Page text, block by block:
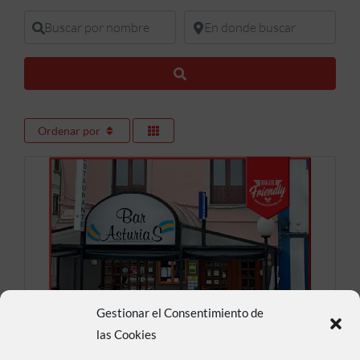
Gestionar el Consentimiento de
las Cookies
Buscar por nombre En donde buscar
Ordenar por
Bar Restaurante Asturias